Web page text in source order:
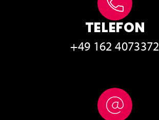
TELEFON
+49 162 4073372